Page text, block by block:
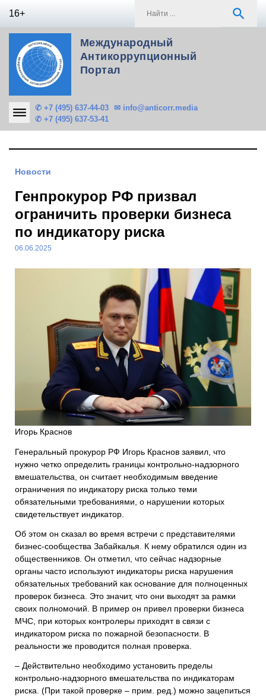
16+ search
Международный
Антикоррупционный
Портал
✆ +7 (495) 637-44-03
✆ +7 (495) 637-53-41
✉ info@anticorr.media
Новости
Генпрокурор РФ призвал
ограничить проверки бизнеса
по индикатору риска
06.06.2025
Игорь Краснов
Генеральный прокурор РФ Игорь Краснов заявил, что
нужно четко определить границы контрольно-надзорного
вмешательства, он считает необходимым введение
ограничения по индикатору риска только теми
обязательными требованиями, о нарушении которых
свидетельствует индикатор.
Об этом он сказал во время встречи с представителями
бизнес-сообщества Забайкалья. К нему обратился один из
общественников. Он отметил, что сейчас надзорные
органы часто используют индикаторы риска нарушения
обязательных требований как основание для полноценных
проверок бизнеса. Это значит, что они выходят за рамки
своих полномочий. В пример он привел проверки бизнеса
МЧС, при которых контролеры приходят в связи с
индикатором риска по пожарной безопасности. В
реальности же проводится полная проверка.
– Действительно необходимо установить пределы
контрольно-надзорного вмешательства по индикаторам
риска. (При такой проверке – прим. ред.) можно зацепиться